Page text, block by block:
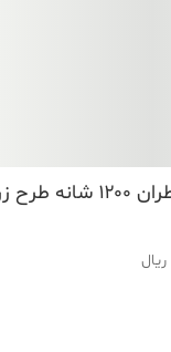
فرش قیطران ۱۲۰۰
ریال